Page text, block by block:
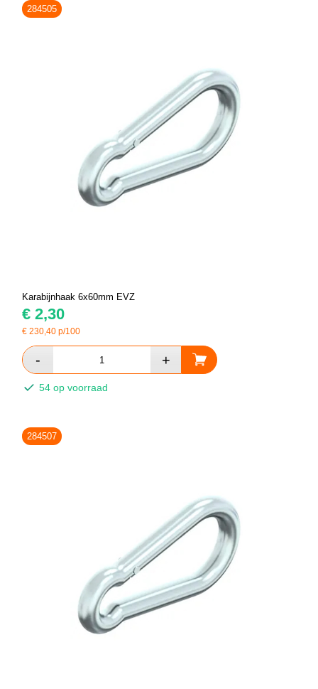
284505
Karabijnhaak 6x60mm EVZ
€ 2,30
€230,40 p/100
54 op voorraad
284507